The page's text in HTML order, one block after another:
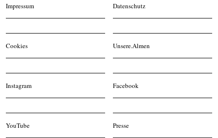
Impressum Datenschutz
Cookies Unsere.Almen
Instagram Facebook
YouTube Presse